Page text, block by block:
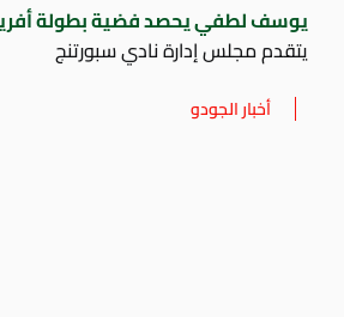
يوسف لطفي يحصد فضية بطولة
يتقدم مجلس إدارة نادي سبورتنج
أخبار الجودو